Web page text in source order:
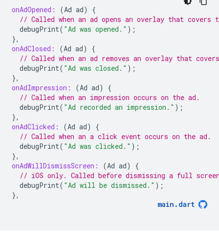
onAdOpened: (Ad ad)
{
// Called when an ad opens an overlay that covers
debugPrint( "Ad was opened." );
},
onAdClosed:
(Ad ad)
{
// Called when an ad removes an overlay that
debugPrint( "Ad was closed." );
},
onAdImpression:
(Ad ad)
{
// Called when an impression occurs on the ad.
debugPrint( "Ad recorded an impression." );
},
onAdClicked:
(Ad ad)
{
// Called when an a click event occurs on the ad.
debugPrint( "Ad was clicked." );
},
onAdWillDismissScreen:
(Ad ad)
{
// iOS only. Called before dismissing a full
debugPrint( "Ad will be dismissed." );
},
main . dart